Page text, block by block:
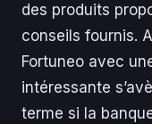
des produits
conseils fournis.
Fortuneo avec
intéressante
terme si la